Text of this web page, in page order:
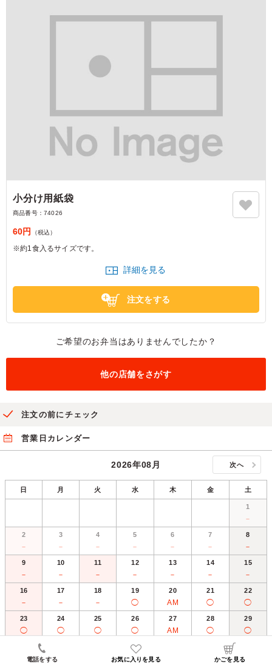
小分け用紙袋
商品番号： 74026
60円 （税込）
※約1食入るサイズです。
詳細を見る
注文をする
ご希望のお弁当はありませんでしたか？
他の店舗をさがす
注文の前にチェック
営業日カレンダー
2026年08月 次へ
日 月 火 水 木 金 土
1
－
2
－
3
－
4
－
5
－
6
－
7
－
8
－
9
－
10
－
11
－
12
－
13
－
14
－
15
－
16
－
17
－
18
－
19
◯
20
AM
21
◯
22
◯
23
◯
24
◯
25
◯
26
◯
27
AM
28
◯
29
◯
◯ ◯
電話をする お気に入りを見る かごを見る